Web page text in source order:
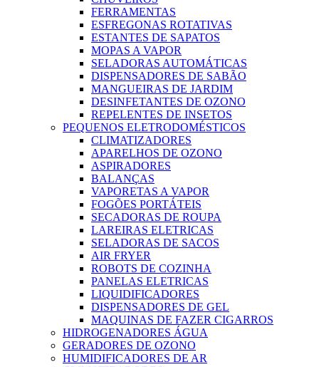
FERRAMENTAS
ESFREGONAS ROTATIVAS
ESTANTES DE SAPATOS
MOPAS A VAPOR
SELADORAS AUTOMÁTICAS
DISPENSADORES DE SABÃO
MANGUEIRAS DE JARDIM
DESINFETANTES DE OZONO
REPELENTES DE INSETOS
PEQUENOS ELETRODOMÉSTICOS
CLIMATIZADORES
APARELHOS DE OZONO
ASPIRADORES
BALANÇAS
VAPORETAS A VAPOR
FOGÕES PORTÁTEIS
SECADORAS DE ROUPA
LAREIRAS ELETRICAS
SELADORAS DE SACOS
AIR FRYER
ROBOTS DE COZINHA
PANELAS ELETRICAS
LIQUIDIFICADORES
DISPENSADORES DE GEL
MAQUINAS DE FAZER CIGARROS
HIDROGENADORES ÁGUA
GERADORES DE OZONO
HUMIDIFICADORES DE AR